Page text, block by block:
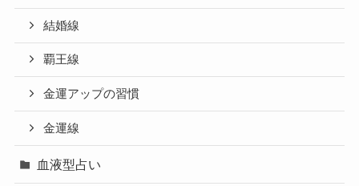
結婚線
覇王線
金運アップの習慣
金運線
血液型占い